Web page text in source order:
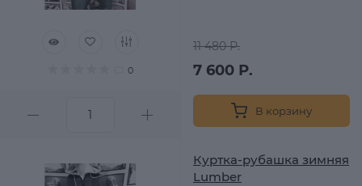
0
11 480 Р.
7 600 Р.
В корзину
Куртка-рубашка зимняя
Lumber